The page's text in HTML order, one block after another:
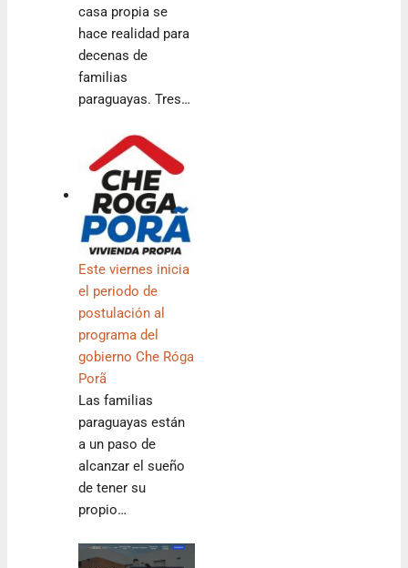
casa propia se
hace realidad para
decenas de
familias
paraguayas. Tres…
Este viernes inicia
el periodo de
postulación al
programa del
gobierno Che Róga
Porã
Las familias
paraguayas están
a un paso de
alcanzar el sueño
de tener su
propio…